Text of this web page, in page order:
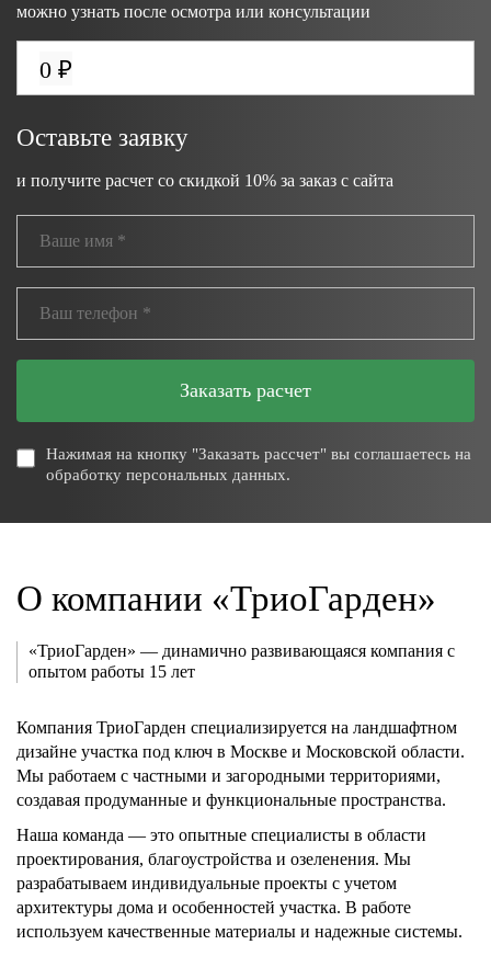
можно узнать после осмотра или консультации
0 ₽
Оставьте заявку
и получите расчет со скидкой 10% за заказ с сайта
Заказать расчет
Нажимая на кнопку "Заказать рассчет" вы соглашаетесь на
обработку персональных данных.
О компании «ТриоГарден»
«ТриоГарден» — динамично развивающаяся компания с
опытом работы 15 лет
Компания ТриоГарден специализируется на ландшафтном
дизайне участка под ключ в Москве и Московской области.
Мы работаем с частными и загородными территориями,
создавая продуманные и функциональные пространства.
Наша команда — это опытные специалисты в области
проектирования, благоустройства и озеленения. Мы
разрабатываем индивидуальные проекты с учетом
архитектуры дома и особенностей участка. В работе
используем качественные материалы и надежные системы.